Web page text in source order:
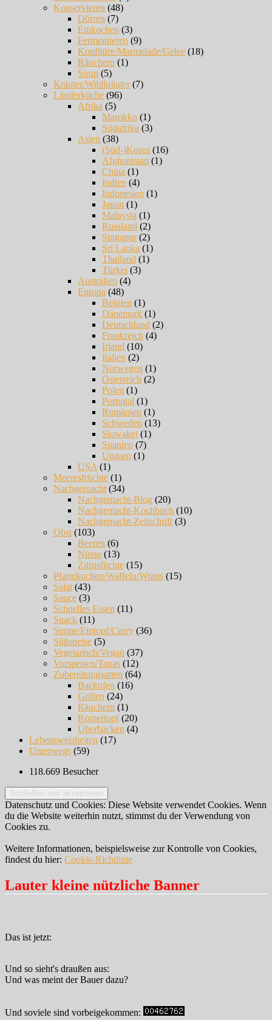
Konservieren (48)
Dörren (7)
Einkochen (3)
Fermentieren (9)
Konfitüre/Marmelade/Gelee (18)
Räuchern (1)
Sirup (5)
Kräuter/Wildkräuter(7)
Länderküche (96)
Afrika (5)
Marokko (1)
Südafrika (3)
Asien (38)
(Süd-)Korea (16)
Afghanistan (1)
China (1)
Indien (4)
Indonesien (1)
Japan (1)
Malaysia (1)
Russland (2)
Singapur(2)
Sri Lanka (1)
Thailand (1)
Türkei (3)
Australien (4)
Europa (48)
Belgien (1)
Dänemark (1)
Deutschland (2)
Frankreich (4)
Irland (10)
Italien (2)
Norwegen (1)
Österreich (2)
Polen (1)
Portugal (1)
Rumänien (1)
Schweden (13)
Slowakei (1)
Spanien (7)
Ungarn (1)
USA (1)
Meeresfrüchte (1)
Nachgemacht (34)
Nachgemacht-Blog (20)
Nachgemacht-Kochbuch (10)
Nachgemacht-Zeitschrift (3)
Obst (103)
Beeren (6)
Nüsse (13)
Zitrusfüchte (15)
Pfannkuchen/Waffeln/Wraps (15)
Salat (43)
Sauce (3)
Schnelles Essen (11)
Snack (11)
Suppe/Eintopf/Curry (36)
Süßspeise (5)
Vegetarisch/Vegan (37)
Vorspeisen/Tapas (12)
Zubereitungsarten (64)
Backofen (16)
Grillen (24)
Räuchern (1)
Römertopf(20)
Überbacken (4)
Lebensweisheiten (17)
Unterwegs (59)
118.669 Besucher
Datenschutz und Cookies: Diese Website verwendet Cookies. Wenn
du die Website weiterhin nutzt, stimmst du der Verwendung von
Cookies zu.
Weitere Informationen, beispielsweise zur Kontrolle von Cookies,
findest du hier: Cookie-Richtlinie
Lauter kleine nützliche Banner
Das ist jetzt:
Und so sieht's draußen aus:
Und was meint der Bauer dazu?
Und soviele sind vorbeigekommen: